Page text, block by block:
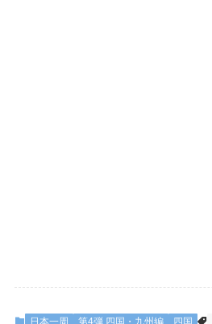
日本一周 第4弾 四国・九州編 四国